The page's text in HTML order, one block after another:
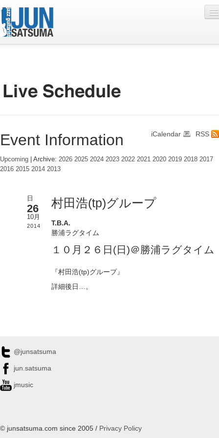
Discography
Photo
Contact
Online Lesson
RSS
iCalendar
Event Information
Upcoming | Archive: 2026 2025 2024 2023 2022 2021 2020 2019 2018 2017
2016 2015 2014 2013
日
26
10月
2014
村田浩(tp)グループ
T.B.A.
勝浦ラグタイム
１０月２６日(日)＠勝浦ラグタイム
『村田浩(tp)グループ』
詳細後日…。
@junsatsuma
jun.satsuma
jmusic
© junsatsuma.com since 2005 / Privacy Policy